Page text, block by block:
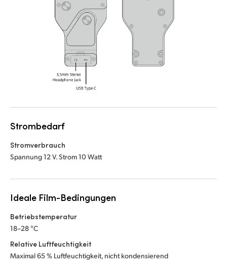
Strombedarf
Stromverbrauch
Spannung 12 V. Strom 10 Watt
Ideale Film-Bedingungen
Betriebstemperatur
18–28 °C
Relative Luftfeuchtigkeit
Maximal 65 % Luftfeuchtigkeit, nicht kondensierend